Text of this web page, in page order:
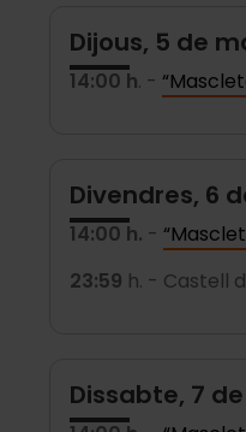
Dijous, 5 de
14:00 h. -
Divendres, 6
14:00 h. -
23:59 h. - Castell
Dissabte, 7